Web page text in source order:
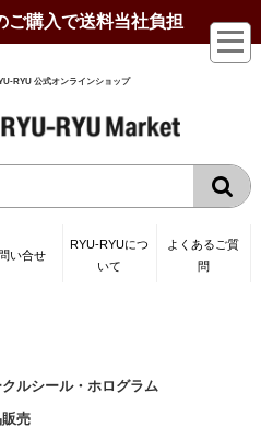
ご購入で送料当社負担
RYU 公式オンラインショップ
い合せ
RYU-RYUにつ
いて
よくあるご質
問
ルシール・ホログラム
売